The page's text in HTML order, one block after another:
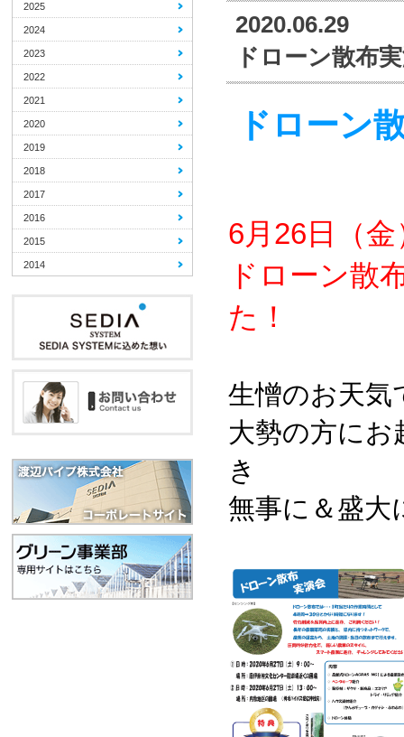
2020.06.29
ドローン散布
ドローン
6月26日（
ドローン散
た！
生憎のお天気
大勢の方にお
き
無事に＆盛大
2025
2024
2023
2022
2021
2020
2019
2018
2017
2016
2015
2014